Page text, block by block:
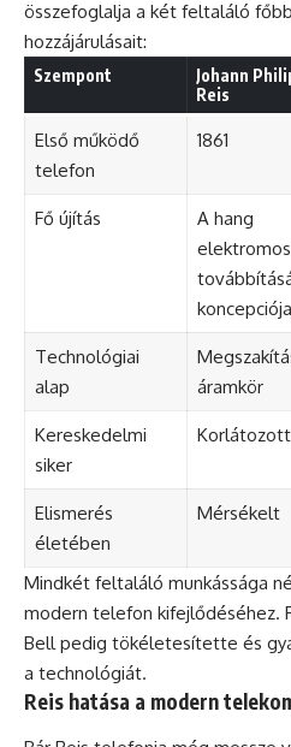
összefoglalja a két feltaláló
hozzájárulásait:
Szempont
Johann
Reis
Első működő
telefon
1861
Fő újítás
A hang
elektromos
koncepciója
Technológiai
alap
áramkör
Kereskedelmi
siker
Korlátozott
Elismerés
életében
Mérsékelt
Mindkét feltaláló munkássága
modern telefon kifejlődéséhez.
Bell pedig tökéletesítette és
a technológiát.
Reis hatása a modern